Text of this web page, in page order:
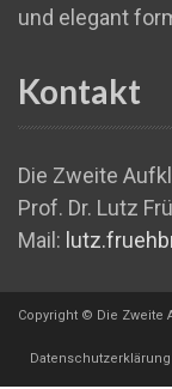
und elegant
Kontakt
Die Zweite
Prof. Dr. Lutz
Mail:
Copyright © Die Zweite
Datenschutzerklärung